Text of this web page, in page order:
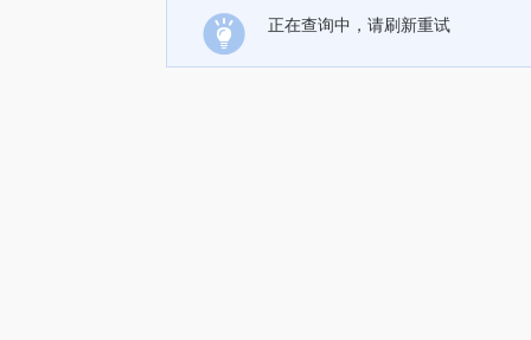
正在查询中，请刷新重试